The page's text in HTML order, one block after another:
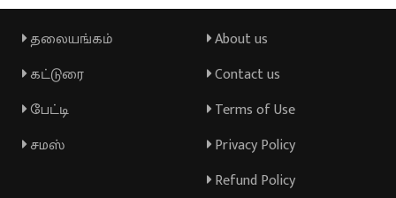
தலையங்கம்
கட்டுரை
பேட்டி
சமஸ்
About us
Contact us
Terms of Use
Privacy Policy
Refund Policy